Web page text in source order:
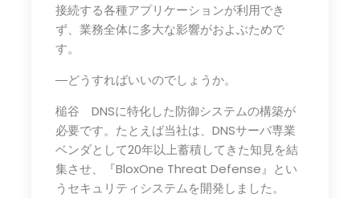
接続する各種アプリケーションが利用でき
ず、業務全体に多大な影響がおよぶためで
す。
―どうすればいいのでしょうか。
槌谷 DNSに特化した防御システムの構築が
必要です。たとえば当社は、DNSサーバ専業
ベンダとして20年以上蓄積してきた知見を結
集させ、『BloxOne Threat Defense』とい
うセキュリティシステムを開発しました。